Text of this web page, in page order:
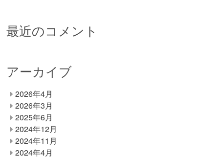
最近のコメント
アーカイブ
2026年4月
2026年3月
2025年6月
2024年12月
2024年11月
2024年4月